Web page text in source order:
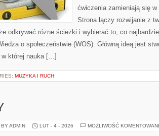
ćwiczenia zamieniają się
Strona łączy rozwijanie z
odkrywać różne ścieżki i wybierać to, co
o społeczeństwie (WOS). Główną ideą jest
w której nauka […]
MUZYKA I RUCH
ADMIN LUT - 4 - 2026 MOŻLIWOŚĆ